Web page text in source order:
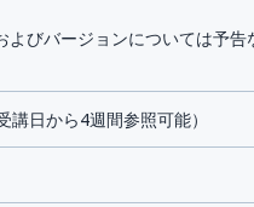
びバージョンについては予
日から4週間参照可能）